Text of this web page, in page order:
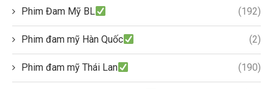
Phim Đam Mỹ BL (192)
Phim đam mỹ Hàn Quốc (2)
Phim đam mỹ Thái Lan (190)